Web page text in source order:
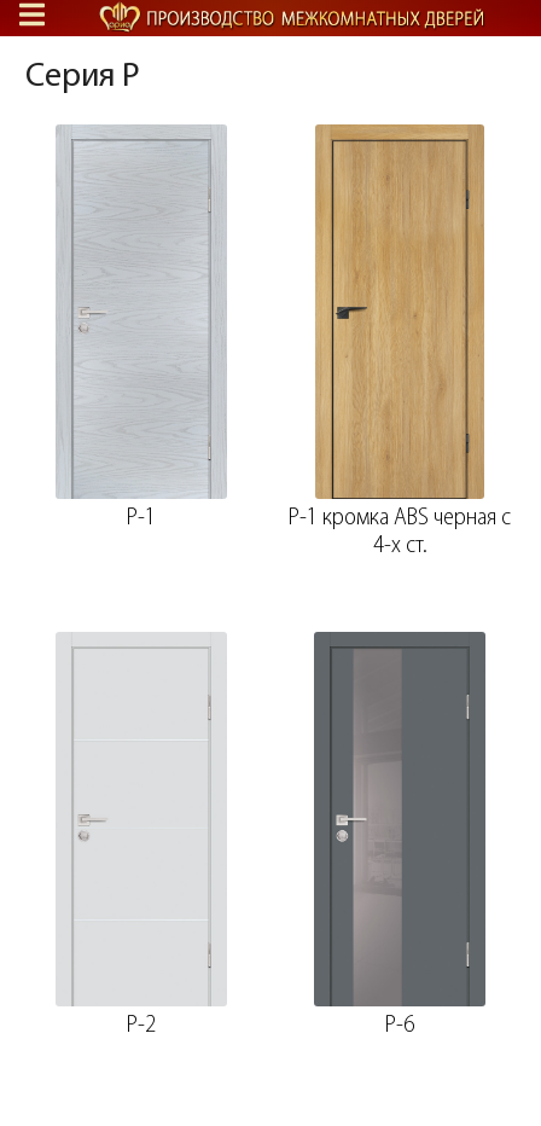
Серия P
P-1
P-1 кромка ABS черная c
4-х ст.
P-2 P-6